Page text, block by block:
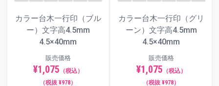
カラー台木一行印（ブル
ー）文字高4.5mm
4.5×40mm
販売価格
¥1,075 （税込）
（税抜 ¥978）
カラー台木一行印（グリ
ーン）文字高4.5mm
4.5×40mm
販売価格
¥1,075 （税込）
（税抜 ¥978）